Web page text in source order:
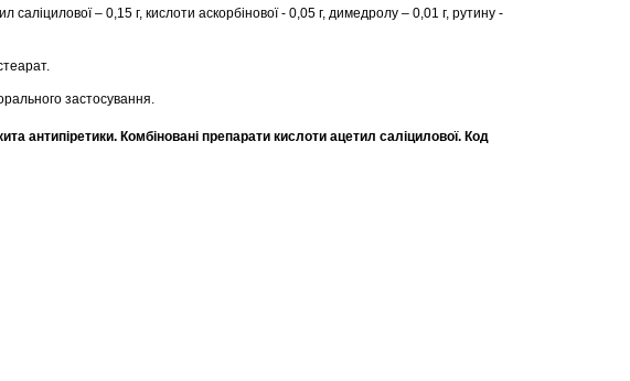
саліцилової – 0,15 г, кислоти аскорбінової - 0,05 г, димедролу – 0,01 г, рутину -
застосування.
антипіретики. Комбіновані препарати кислоти ацетил саліциловоï. Код